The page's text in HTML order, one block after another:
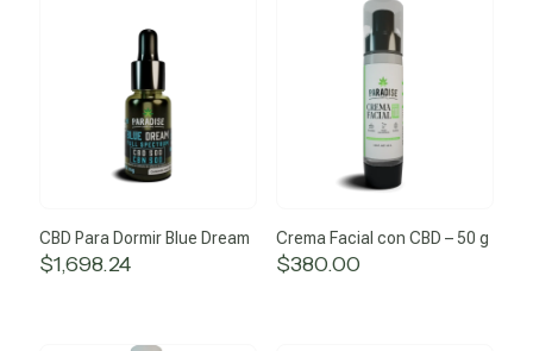
CBD Para Dormir Blue Dream
$1,698.24
Crema Facial con CBD – 50 g
$380.00